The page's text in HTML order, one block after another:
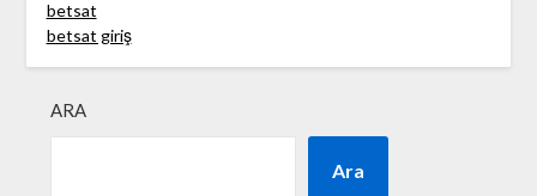
betsat
betsat giriş
ARA
Ara